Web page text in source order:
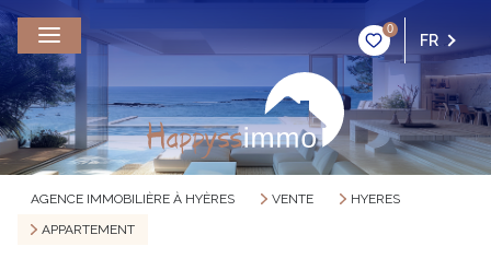
0
FR
AGENCE IMMOBILIÈRE À HYÈRES VENTE
HYERES
APPARTEMENT